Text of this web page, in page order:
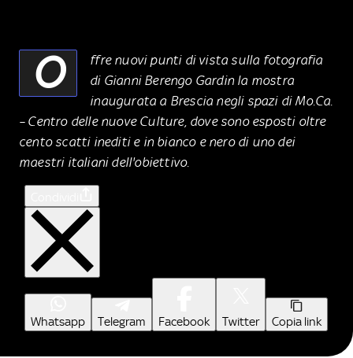
O
ffre nuovi punti di vista sulla fotografia
di Gianni Berengo Gardin la mostra
inaugurata a Brescia negli spazi di Mo.Ca.
– Centro delle nuove Culture, dove sono esposti oltre
cento scatti inediti e in bianco e nero di uno dei
maestri italiani dell'obiettivo.
Whatsapp Telegram Facebook Twitter Copia link